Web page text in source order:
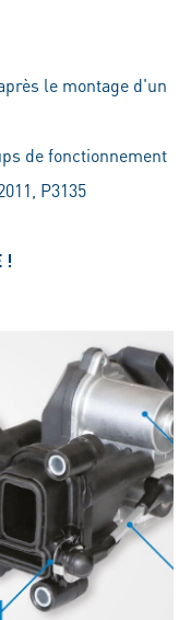
le montage d'un
de fonctionnement
P3135
!